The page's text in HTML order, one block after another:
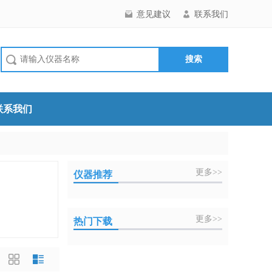
联系我们
意见建议
系我们
仪器推荐 更多>>
热门下载 更多>>